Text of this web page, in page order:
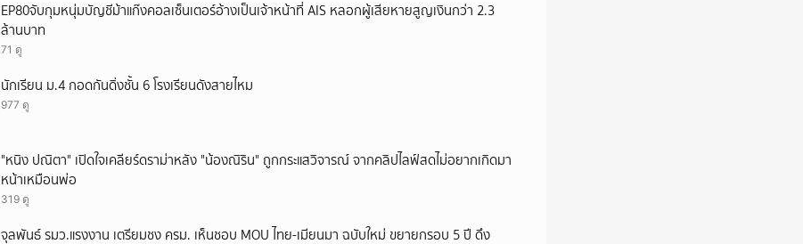
EP80จับกุมหนุ่มบัญชีม้าแก๊งคอลเซ็นเตอร์อ้างเป็นเจ้าหน้าที่ AIS หลอกผู้เสียหายสูญเงินกว่า 2.3
ล้านบาท
71 ดู
นักเรียน ม.4 กอดกันดิ่งชั้น 6 โรงเรียนดังสายไหม
977 ดู
"หนิง ปณิตา" เปิดใจเคลียร์ดราม่าหลัง "น้องณิริน" ถูกกระแสวิจารณ์ จากคลิปไลฟ์สดไม่อยากเกิดมา
หน้าเหมือนพ่อ
319 ดู
จุลพันธ์ รมว.แรงงาน เตรียมชง ครม. เห็นชอบ MOU ไทย-เมียนมา ฉบับใหม่ ขยายกรอบ 5 ปี ดึง